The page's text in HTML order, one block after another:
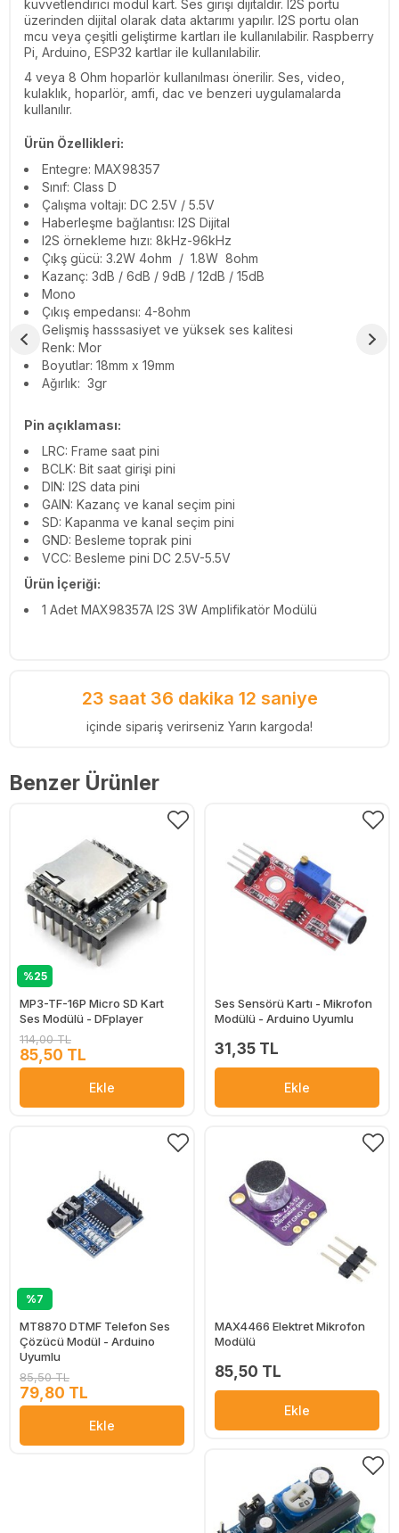
kuvvetlendirici modül kart. Ses girişi dijitaldir. I2S portu
üzerinden dijital olarak data aktarımı yapılır. I2S portu olan
mcu veya çeşitli geliştirme kartları ile kullanılabilir. Raspberry
Pi, Arduino, ESP32 kartlar ile kullanılabilir.
4 veya 8 Ohm hoparlör kullanılması önerilir. Ses, video,
kulaklık, hoparlör, amfi, dac ve benzeri uygulamalarda
kullanılır.
Ürün Özellikleri:
Entegre: MAX98357
Sınıf: Class D
Çalışma voltajı: DC 2.5V / 5.5V
Haberleşme bağlantısı: I2S Dijital
I2S örnekleme hızı: 8kHz-96kHz
Çıkş gücü: 3.2W 4ohm / 1.8W 8ohm
Kazanç: 3dB / 6dB / 9dB / 12dB / 15dB
Mono
Çıkış empedansı: 4-8ohm
Gelişmiş hasssasiyet ve yüksek ses kalitesi
Renk: Mor
Boyutlar: 18mm x 19mm
Ağırlık: 3gr
Pin açıklaması:
LRC: Frame saat pini
BCLK: Bit saat girişi pini
DIN: I2S data pini
GAIN: Kazanç ve kanal seçim pini
SD: Kapanma ve kanal seçim pini
GND: Besleme toprak pini
VCC: Besleme pini DC 2.5V-5.5V
Ürün İçeriği:
1 Adet MAX98357A I2S 3W Amplifikatör Modülü
23 saat 36 dakika 11 saniye
içinde sipariş verirseniz Yarın kargoda!
Benzer Ürünler
%25
MP3-TF-16P Micro SD Kart
Ses Modülü - DFplayer
114,00 TL
85,50 TL
Ekle
Ses Sensörü Kartı - Mikrofon
Modülü - Arduino Uyumlu
31,35 TL
Ekle
%7
MT8870 DTMF Telefon Ses
Çözücü Modül - Arduino
Uyumlu
85,50 TL
79,80 TL
Ekle
MAX4466 Elektret Mikrofon
Modülü
85,50 TL
Ekle